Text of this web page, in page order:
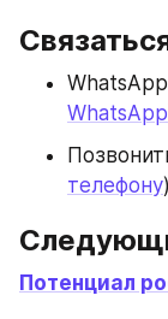
WhatsApp
телефону)
Потенциал